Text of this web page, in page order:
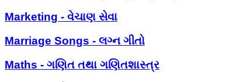
Marketing - વેચાણ સેવા
Marriage Songs - લગ્ન ગીતો
Maths - ગણિત તથા ગણિતશાસ્ત્ર